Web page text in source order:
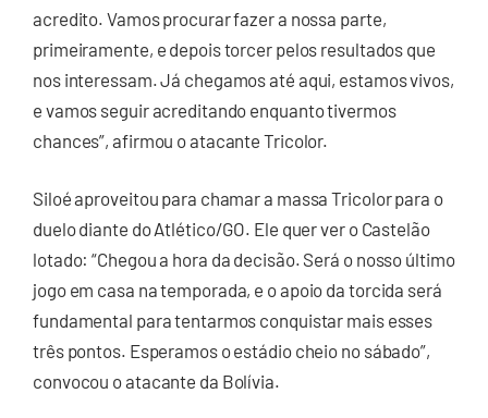
acredito. Vamos procurar fazer a nossa parte,
primeiramente, e depois torcer pelos resultados que
nos interessam. Já chegamos até aqui, estamos vivos,
e vamos seguir acreditando enquanto tivermos
chances”, afirmou o atacante Tricolor.
Siloé aproveitou para chamar a massa Tricolor para o
duelo diante do Atlético/GO. Ele quer ver o Castelão
lotado: “Chegou a hora da decisão. Será o nosso último
jogo em casa na temporada, e o apoio da torcida será
fundamental para tentarmos conquistar mais esses
três pontos. Esperamos o estádio cheio no sábado”,
convocou o atacante da Bolívia.